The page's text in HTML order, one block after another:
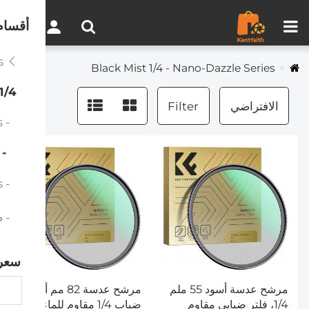
0
Black Mist 1/4 - Nano-Dazzle Series
4
- Black Mist 1/4 - Nano-Xcel Series
1/4 - Nano-Dazzle Series
- Black Mist 1/4 - Nano-Klear Series
-
الافتراضي Filter
مرشح عدسة أسود 55 ملم
1/4، فلتر ضبابي مقاوم
مرشح عدسة 82 مم أسود
ضباب 1/4 مقاوم للماء لتأثير